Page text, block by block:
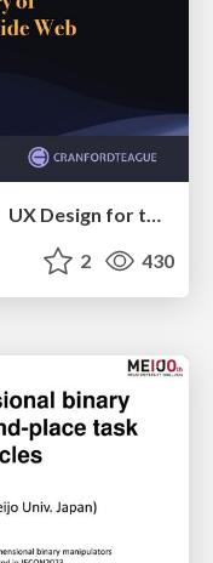
A brief & incomplete history of UX Design for the World Wide Web: 1989–2019
2 430